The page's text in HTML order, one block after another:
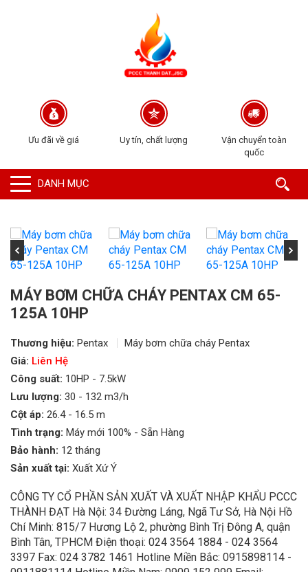
Ưu đãi về giá Uy tín, chất lượng
Vận chuyển toàn
quốc
DANH MỤC
MÁY BƠM CHỮA CHÁY PENTAX CM 65-
125A 10HP
Thương hiệu: Pentax
Máy bơm chữa cháy Pentax
Giá: Liên Hệ
Công suất: 10HP - 7.5kW
Lưu lượng: 30 - 132 m3/h
Cột áp: 26.4 - 16.5 m
Tình trạng: Máy mới 100% - Sẵn Hàng
Bảo hành: 12 tháng
Sản xuất tại: Xuất Xứ Ý
CÔNG TY CỔ PHẦN SẢN XUẤT VÀ XUẤT NHẬP KHẨU PCCC
THÀNH ĐẠT Hà Nội: 34 Đường Láng, Ngã Tư Sở, Hà Nội Hồ
Chí Minh: 815/7 Hương Lộ 2, phường Bình Trị Đông A, quận
Bình Tân, TPHCM Điện thoại: 024 3564 1884 - 024 3564
3397 Fax: 024 3782 1461 Hotline Miền Bắc: 0915898114 -